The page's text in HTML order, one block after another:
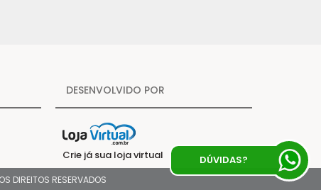
DESENVOLVIDO POR
Crie já sua loja virtual
RESERVADOS
DÚVIDAS?